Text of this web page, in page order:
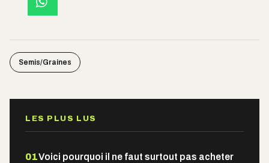
Semis/Graines
LES PLUS LUS
01Voici pourquoi il ne faut surtout pas acheter